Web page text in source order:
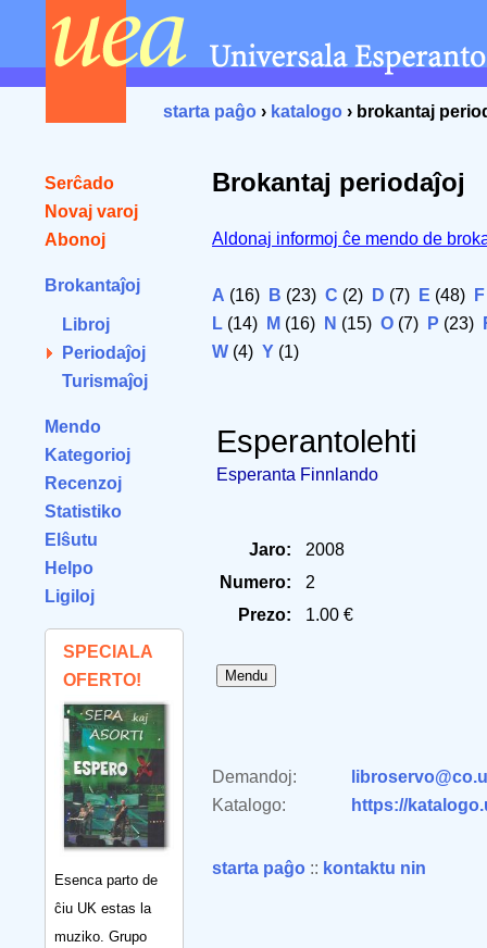
starta paĝo › katalogo › brokantaj
Serĉado
Novaj varoj
Abonoj
Brokantaĵoj
Libroj
Periodaĵoj
Turismaĵoj
Mendo
Kategorioj
Recenzoj
Statistiko
Elŝutu
Helpo
Ligiloj
SPECIALA
OFERTO!
Esenca parto de
ĉiu UK estas la
muziko. Grupo
Brokantaj periodaĵoj
Aldonaj informoj ĉe mendo de
A (16) B (23) C (2) D (7) E (48) F
L (14) M (16) N (15) O (7) P (23)
W (4) Y (1)
Esperantolehti
Esperanta Finnlando
Jaro:
2008
Numero:
2
Prezo:
1.00 €
Demandoj:
Katalogo:
https://
starta paĝo :: kontaktu nin